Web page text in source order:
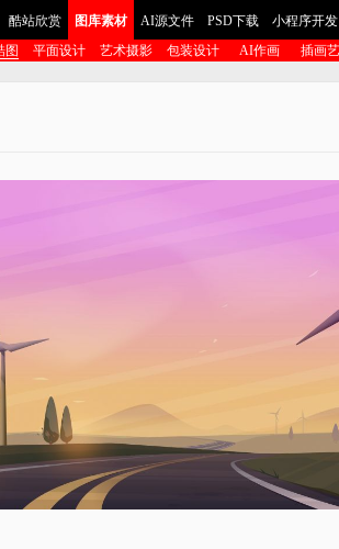
酷站欣赏 图库素材 AI源文件 PSD下载 小程序开发
图 平面设计 艺术摄影 包装设计 AI作画 插画